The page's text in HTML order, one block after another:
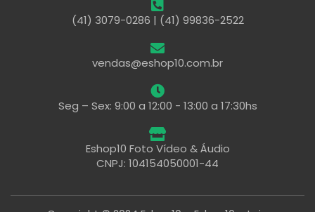
(41) 3079-0286 | (41) 99836-2522
vendas@eshop10.com.br
Seg – Sex: 9:00 a 12:00 - 13:00 a 17:30hs
Eshop10 Foto Vídeo & Áudio
CNPJ: 104154050001-44